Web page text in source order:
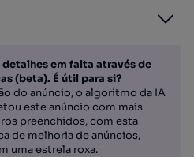
detalhes em falta através de
(beta). É útil para si?
do anúncio, o algoritmo da IA
este anúncio com mais
preenchidos, com esta
de melhoria de anúncios,
uma estrela roxa.